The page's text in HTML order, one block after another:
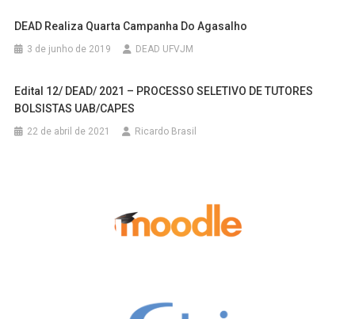
DEAD Realiza Quarta Campanha Do Agasalho
3 de junho de 2019 DEAD UFVJM
Edital 12/ DEAD/ 2021 – PROCESSO SELETIVO DE TUTORES
BOLSISTAS UAB/CAPES
22 de abril de 2021 Ricardo Brasil